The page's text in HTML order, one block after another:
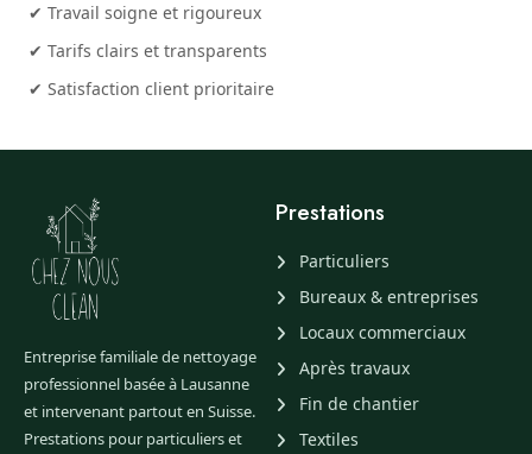
✔ Travail soigne et rigoureux
✔ Tarifs clairs et transparents
✔ Satisfaction client prioritaire
Entreprise familiale de nettoyage
professionnel basée à Lausanne
et intervenant partout en Suisse.
Prestations pour particuliers et
Prestations
Particuliers
Bureaux & entreprises
Locaux commerciaux
Après travaux
Fin de chantier
Textiles